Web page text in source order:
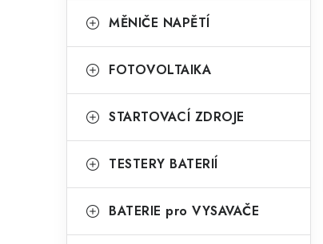
MĚNIČE NAPĚTÍ
FOTOVOLTAIKA
STARTOVACÍ ZDROJE
TESTERY BATERIÍ
BATERIE pro VYSAVAČE